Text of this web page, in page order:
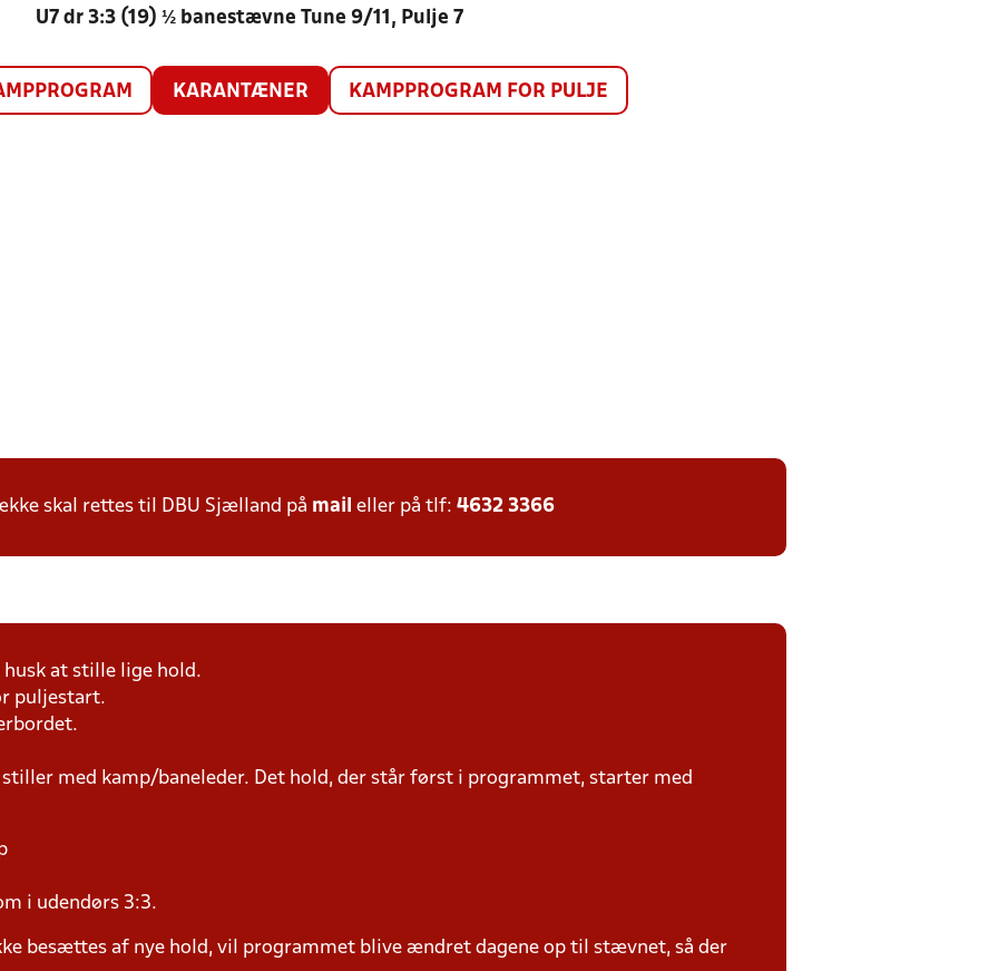
U7 dr 3:3 (19) ½ banestævne Tune 9/11, Pulje 7
KARANTÆNER KAMPPROGRAM FOR PULJE
skal rettes til DBU Sjælland på mail eller på tlf: 4632 3366
husk at stille lige hold.
puljestart.
med kamp/baneleder. Det hold, der står først i programmet, starter med
i udendørs 3:3.
besættes af nye hold, vil programmet blive ændret dagene op til stævnet, så der